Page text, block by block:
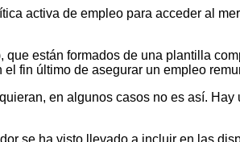
activa de empleo para acceder al
que están formados de una plantilla
fin último de asegurar un empleo
en algunos casos no es así.
se ha visto llevado a incluir en las